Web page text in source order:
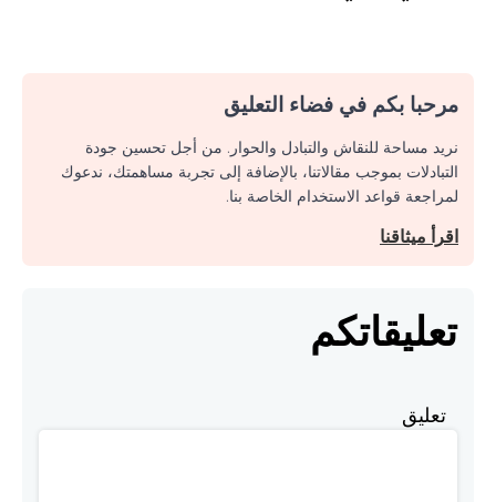
مرحبا بكم في فضاء التعليق
نريد مساحة للنقاش والتبادل والحوار. من أجل تحسين جودة
التبادلات بموجب مقالاتنا، بالإضافة إلى تجربة مساهمتك، ندعوك
لمراجعة قواعد الاستخدام الخاصة بنا.
اقرأ ميثاقنا
تعليقاتكم
تعليق